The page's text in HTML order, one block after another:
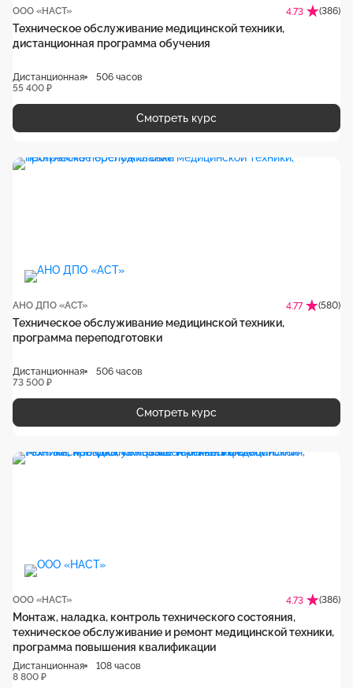
ООО «НАСТ» 4.73 (386)
Техническое обслуживание медицинской техники,
дистанционная программа обучения
Дистанционная
506 часов
55 400 ₽
Смотреть курс
АНО ДПО «АСТ» 4.77 (580)
Техническое обслуживание медицинской техники,
программа переподготовки
Дистанционная
506 часов
73 500 ₽
Смотреть курс
ООО «НАСТ» 4.73 (386)
Монтаж, наладка, контроль технического состояния,
техническое обслуживание и ремонт медицинской техники,
программа повышения квалификации
Дистанционная
108 часов
8 800 ₽